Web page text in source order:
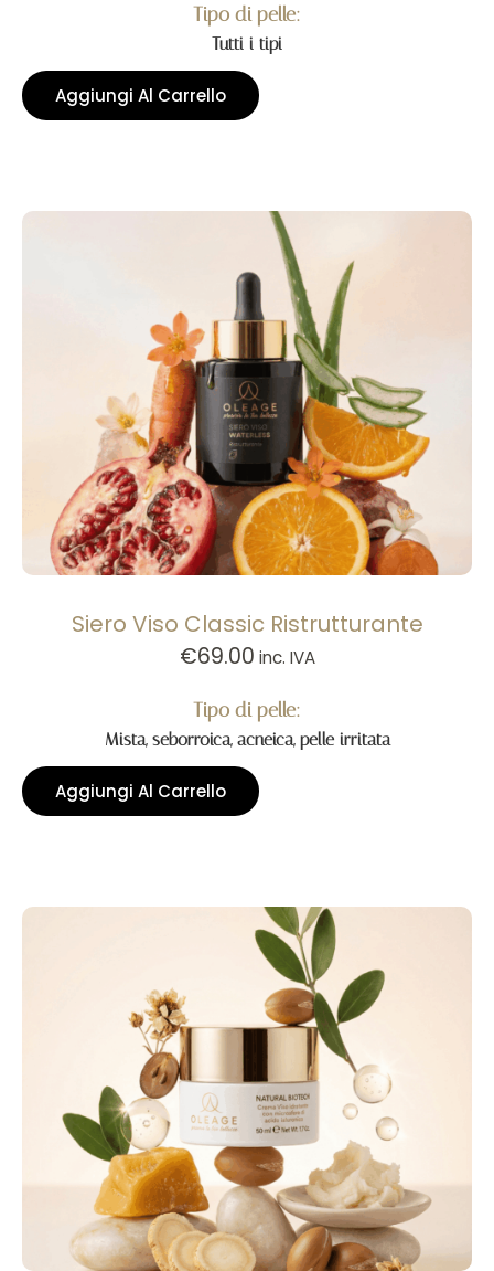
Tipo di pelle:
Tutti i tipi
Aggiungi Al Carrello
Siero Viso Classic Ristrutturante
€69.00 inc. IVA
Tipo di pelle:
Mista, seborroica, acneica, pelle irritata
Aggiungi Al Carrello